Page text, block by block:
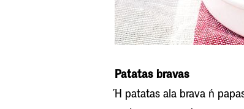
Patatas bravas
Ή patatas ala brava ή